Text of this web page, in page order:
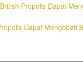
British Propolis Dapat
Dapat Mengobati